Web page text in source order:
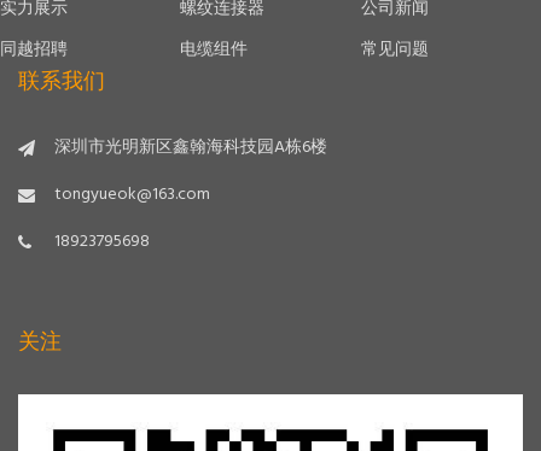
实力展示
同越招聘
螺纹连接器
电缆组件
公司新闻
常见问题
联系我们
深圳市光明新区鑫翰海科技园A栋6楼
tongyueok@163.com
18923795698
关注